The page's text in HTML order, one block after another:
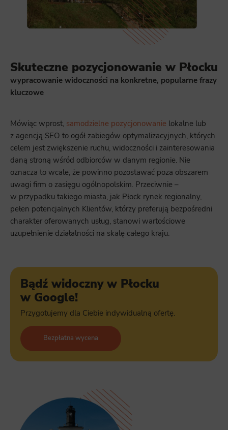
Skuteczne pozycjonowanie w Płocku
wypracowanie widoczności na konkretne, popularne frazy
kluczowe
Mówiąc wprost, samodzielne pozycjonowanie lokalne lub
z agencją SEO to ogół zabiegów optymalizacyjnych, których
celem jest zwiększenie ruchu, widoczności i zainteresowania
daną stroną wśród odbiorców w danym regionie. Nie
oznacza to wcale, że powinno pozostawać poza obszarem
uwagi firm o zasięgu ogólnopolskim. Przeciwnie –
w przypadku takiego miasta, jak Płock rynek regionalny,
pełen potencjalnych Klientów, którzy preferują bezpośredni
charakter oferowanych usług, stanowi wartościowe
uzupełnienie działalności na skalę całego kraju.
Bądź widoczny w Płocku
w Google!
Przygotujemy dla Ciebie indywidualną ofertę.
Bezpłatna wycena